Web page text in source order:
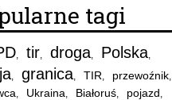
tagi
, tir, droga, Polska,
, granica, TIR, przewoźnik,
, Ukraina, Białoruś, pojazd,